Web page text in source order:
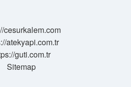
cesurkalem.com
atekyapi.com.tr
guti.com.tr
Sitemap